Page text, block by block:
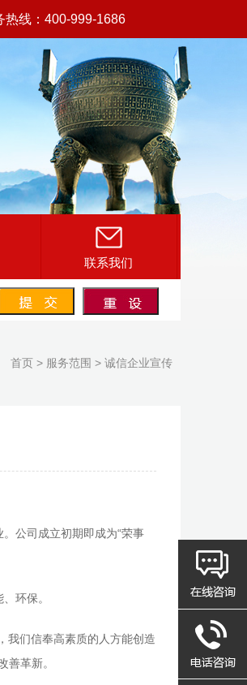
热线：400-999-1686
联系我们
首页 > 服务范围 > 诚信企业宣传
公司成立初期即成为“荣事
环保。
我们信奉高素质的人方能创造
革新。